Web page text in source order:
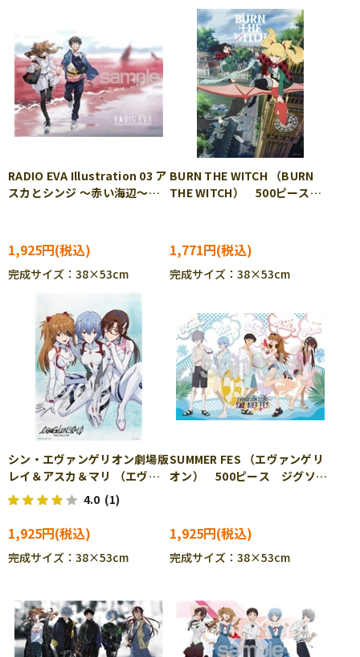
RADIO EVA Illustration 03 ア
スカとシンジ ～赤い海辺～
05-1035
1,925円
完成サイズ：38×53cm
BURN THE WITCH （BURN
THE WITCH） 500ピース
1,771円
完成サイズ：38×53cm
シン・エヴァンゲリオン劇場版
レイ＆アスカ＆マリ （エヴァ
ンゲリオン） 500ピース ジ
グソーパズル YAM-05-1063
4.0 (1)
1,925円
完成サイズ：38×53cm
SUMMER FES （エヴァンゲリ
オン） 500ピース ジグソー
1,925円
完成サイズ：38×53cm